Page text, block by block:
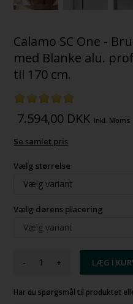
Calamo SC One -
med Blanke alu.
til 170 cm.
7.594,00 DKK Inkl. Moms
Se samlet pris
Vælg størrelse
Vælg dørens placering
- +
Har du spørgsmål til produktet